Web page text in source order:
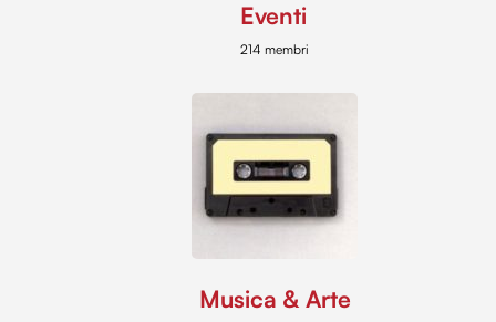
Eventi
214 membri
Musica & Arte